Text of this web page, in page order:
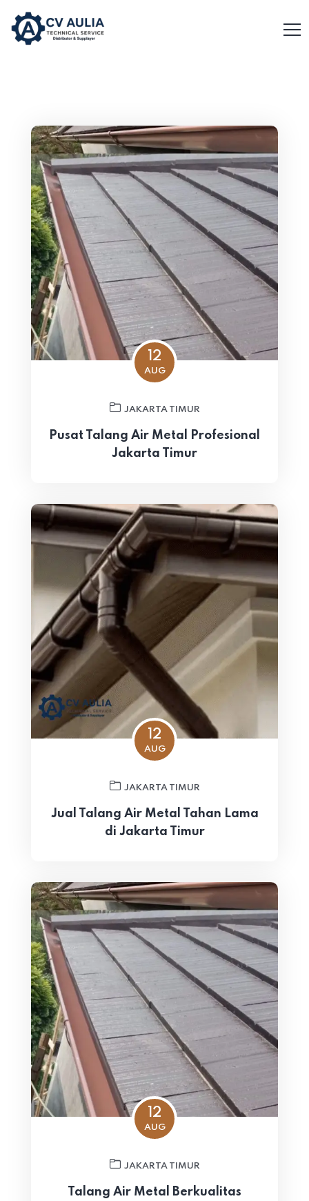
12
AUG
JAKARTA TIMUR
Pusat Talang Air Metal Profesional
Jakarta Timur
12
AUG
JAKARTA TIMUR
Jual Talang Air Metal Tahan Lama
di Jakarta Timur
12
AUG
JAKARTA TIMUR
Talang Air Metal Berkualitas